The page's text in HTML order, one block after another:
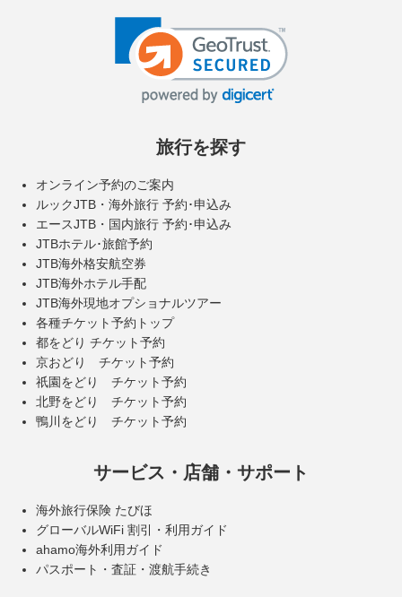
旅行を探す
オンライン予約のご案内
ルックJTB・海外旅行 予約･申込み
エースJTB・国内旅行 予約･申込み
JTBホテル･旅館予約
JTB海外格安航空券
JTB海外ホテル手配
JTB海外現地オプショナルツアー
各種チケット予約トップ
都をどり チケット予約
京おどり チケット予約
祇園をどり チケット予約
北野をどり チケット予約
鴨川をどり チケット予約
サービス・店舗・サポート
海外旅行保険 たびほ
グローバルWiFi 割引・利用ガイド
ahamo海外利用ガイド
パスポート・査証・渡航手続き